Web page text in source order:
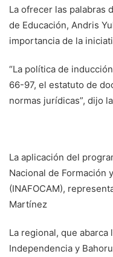
La ofrecer las palabras
de Educación, Andris
importancia de la
“La política de
66-97, el estatuto de
normas jurídicas”, dijo
La aplicación del
Nacional de Formación
(INAFOCAM),
Martínez
La regional, que
Independencia y